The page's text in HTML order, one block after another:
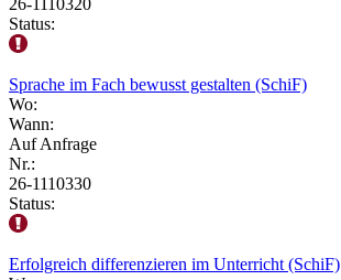
Status:
Sprache im Fach bewusst gestalten (SchiF)
Wo:
Wann:
Auf Anfrage
Nr.:
26-1110330
Status:
Erfolgreich differenzieren im Unterricht (SchiF)